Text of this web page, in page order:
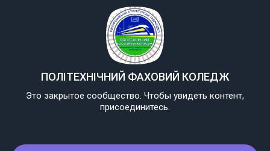
ПОЛІТЕХНІЧНИЙ ФАХОВИЙ КОЛЕДЖ
Это закрытое сообщество. Чтобы увидеть контент,
присоединитесь.